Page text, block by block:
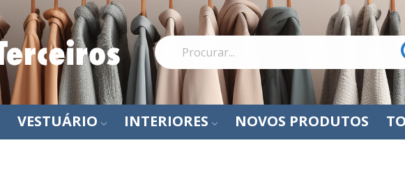
VESTUÁRIO INTERIORES NOVOS PRODUTOS